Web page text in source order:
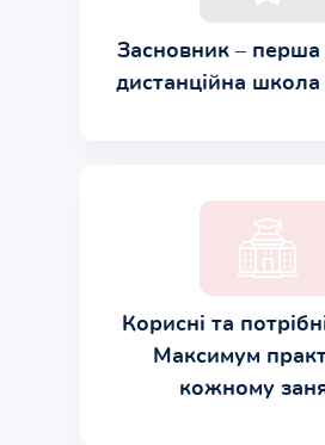
Засновник – перша
дистанційна школа
Корисні та
Максимум
кожному